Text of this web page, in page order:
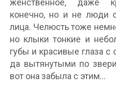
женственное, даже
конечно, но и не люди
лица. Челюсть тоже
но клыки тонкие и
губы и красивые глаза
да вытянутыми по
вот она забыла с этим…